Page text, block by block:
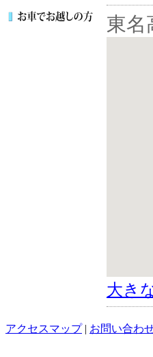
東名
大き
アクセスマップ| お問い合わ